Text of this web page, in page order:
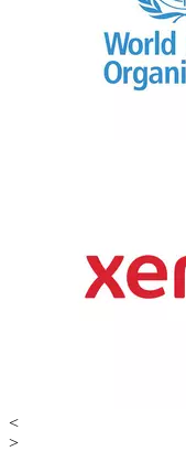
<
>